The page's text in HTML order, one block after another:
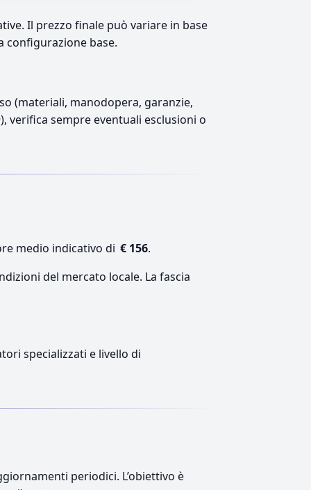
Il prezzo finale può variare in base
configurazione base.
(materiali, manodopera, garanzie,
verifica sempre eventuali esclusioni o
medio indicativo di € 156.
del mercato locale. La fascia
specializzati e livello di
periodici. L’obiettivo è